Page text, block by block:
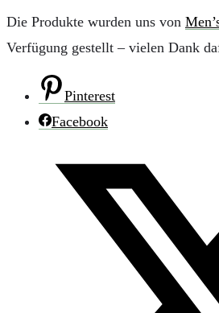
Die Produkte wurden uns von
Verfügung gestellt – vielen Dank
Pinterest
Facebook